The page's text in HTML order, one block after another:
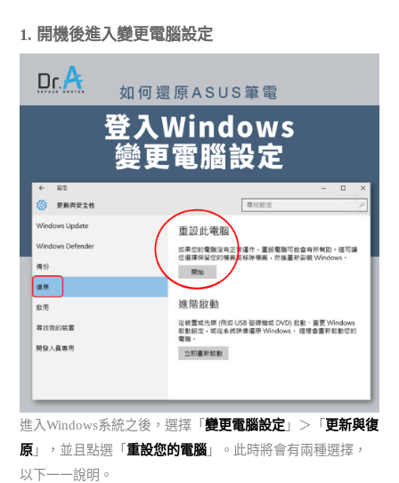
1. 開機後進入變更電腦設定
進入Windows系統之後，選擇「變更電腦設定 」＞「 更新與復
原 」，並且點選「重設您的電腦 」。此時將會有兩種選擇，
以下一一說明。